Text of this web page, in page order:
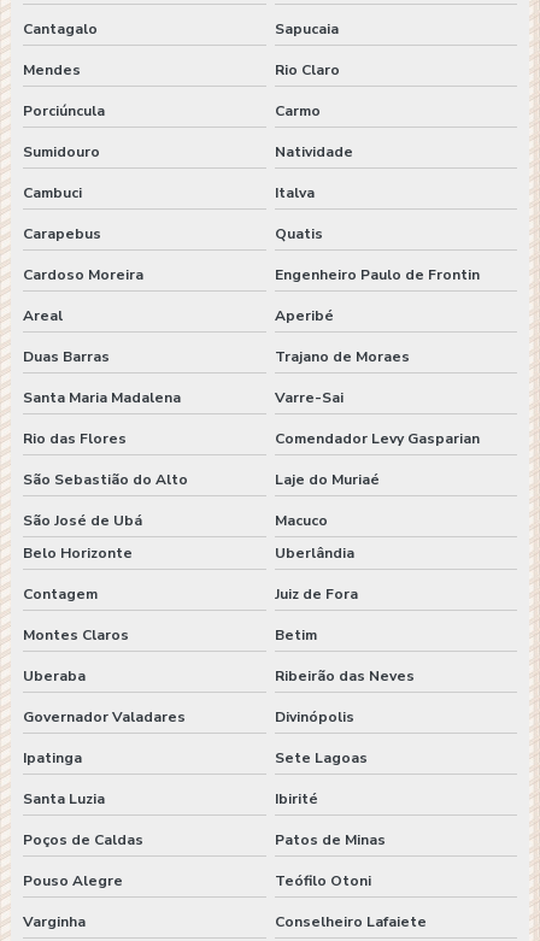
Cantagalo Sapucaia
Mendes Rio Claro
Porciúncula Carmo
Sumidouro Natividade
Cambuci Italva
Carapebus Quatis
Cardoso Moreira Engenheiro Paulo de Frontin
Areal Aperibé
Duas Barras Trajano de Moraes
Santa Maria Madalena Varre-Sai
Rio das Flores Comendador Levy Gasparian
São Sebastião do Alto Laje do Muriaé
São José de Ubá
Macuco
Belo Horizonte
Uberlândia
Contagem Juiz de Fora
Montes Claros Betim
Uberaba Ribeirão das Neves
Governador Valadares Divinópolis
Ipatinga Sete Lagoas
Santa Luzia Ibirité
Poços de Caldas Patos de Minas
Pouso Alegre Teófilo Otoni
Varginha Conselheiro Lafaiete